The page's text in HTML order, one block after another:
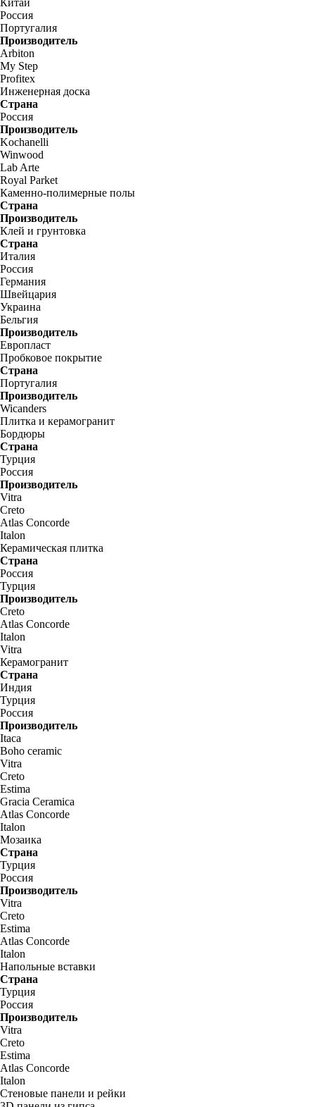
Китай
Россия
Португалия
Производитель
Arbiton
My Step
Profitex
Инженерная доска
Страна
Россия
Производитель
Kochanelli
Winwood
Lab Arte
Royal Parket
Каменно-полимерные полы
Страна
Производитель
Клей и грунтовка
Страна
Италия
Россия
Германия
Швейцария
Украина
Бельгия
Производитель
Европласт
Пробковое покрытие
Страна
Португалия
Производитель
Wicanders
Плитка и керамогранит
Бордюры
Страна
Турция
Россия
Производитель
Vitra
Creto
Atlas Concorde
Italon
Керамическая плитка
Страна
Россия
Турция
Производитель
Creto
Atlas Concorde
Italon
Vitra
Керамогранит
Страна
Индия
Турция
Россия
Производитель
Itaca
Boho ceramic
Vitra
Creto
Estima
Gracia Ceramica
Atlas Concorde
Italon
Мозаика
Страна
Турция
Россия
Производитель
Vitra
Creto
Estima
Atlas Concorde
Italon
Напольные вставки
Страна
Турция
Россия
Производитель
Vitra
Creto
Estima
Atlas Concorde
Italon
Стеновые панели и рейки